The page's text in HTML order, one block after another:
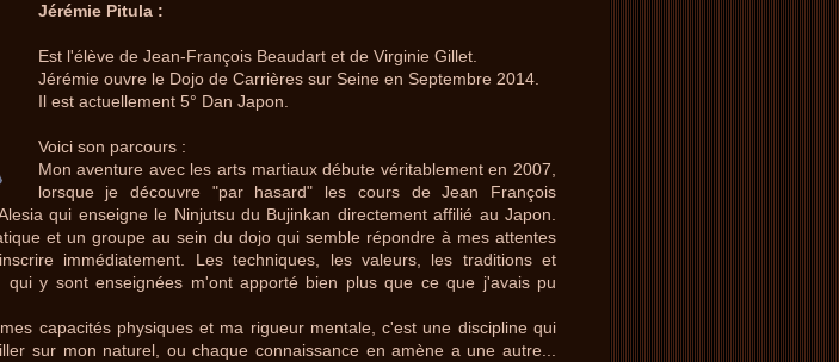
Jérémie Pitula :
Est l'élève de Jean-François Beaudart et de Virginie Gillet.
Jérémie ouvre le Dojo de Carrières sur Seine en Septembre 2014.
Il est actuellement 5° Dan Japon.
Voici son parcours :
Mon aventure avec les arts martiaux débute véritablement en 2007,
lorsque je découvre "par hasard" les cours de Jean François
qui enseigne le Ninjutsu du Bujinkan directement affilié au Japon.
et un groupe au sein du dojo qui semble répondre à mes attentes
immédiatement. Les techniques, les valeurs, les traditions et
qui y sont enseignées m'ont apporté bien plus que ce que j'avais pu
capacités physiques et ma rigueur mentale, c'est une discipline qui
sur mon naturel, ou chaque connaissance en amène a une autre...